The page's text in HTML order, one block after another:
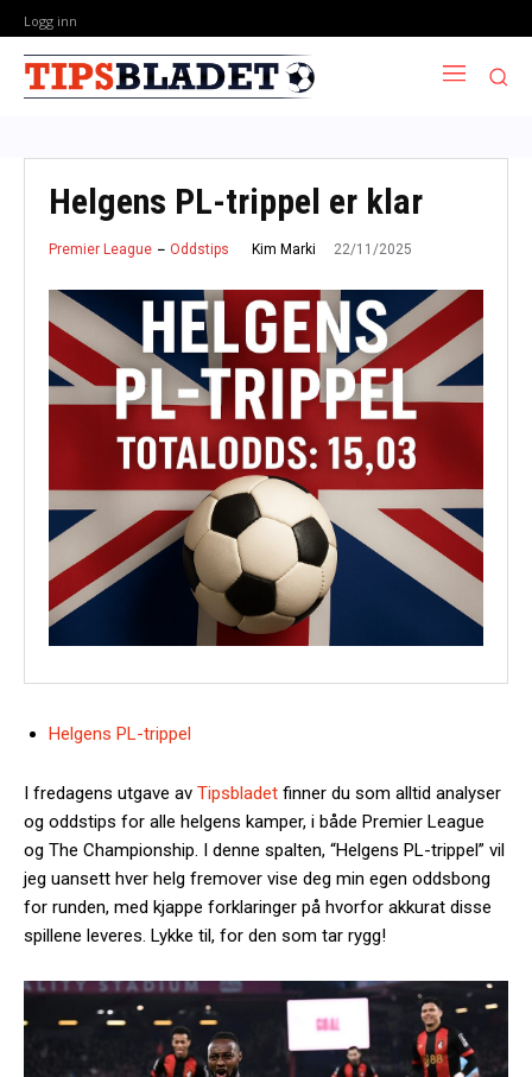
Logg inn
Helgens PL-trippel er klar
Premier League Oddstips Kim Marki 22/11/2025
Helgens PL-trippel
I fredagens utgave av Tipsbladet finner du som alltid analyser
og oddstips for alle helgens kamper, i både Premier League
og The Championship. I denne spalten, “Helgens PL-trippel” vil
jeg uansett hver helg fremover vise deg min egen oddsbong
for runden, med kjappe forklaringer på hvorfor akkurat disse
spillene leveres. Lykke til, for den som tar rygg!